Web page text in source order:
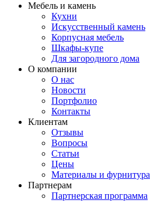
Мебель и камень
Кухни
Искусственный камень
Корпусная мебель
Шкафы-купе
Для загородного дома
О компании
О нас
Новости
Портфолио
Контакты
Клиентам
Отзывы
Вопросы
Статьи
Цены
Материалы и фурнитура
Партнерам
Партнерская программа